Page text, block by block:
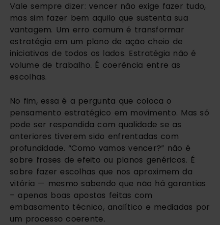
Vale sempre dizer: vencer não exige fazer tudo,
mas sim fazer bem aquilo que sustenta sua
vantagem. Um erro comum é transformar
estratégia em um plano de ação cheio de
iniciativas de todos os lados. Estratégia não é
volume de trabalho. É coerência entre as
escolhas.
No fim, essa é a pergunta que coloca o
pensamento estratégico em movimento. Mas só
pode ser respondida com qualidade se as
anteriores tiverem sido enfrentadas com
profundidade. “Como vamos vencer?” não é
sobre frases de efeito ou planos genéricos. É
sobre fazer escolhas que nos aproximem da
vitória — mesmo sabendo que não há garantias
– apenas boas apostas feitas com
embasamento técnico, analítico e mediadas por
um processo coerente.